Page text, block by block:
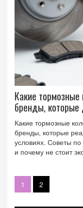
Какие
бренды, которые
Какие тормозные
бренды, которые
условиях. Советы
и почему не стоит
1 2